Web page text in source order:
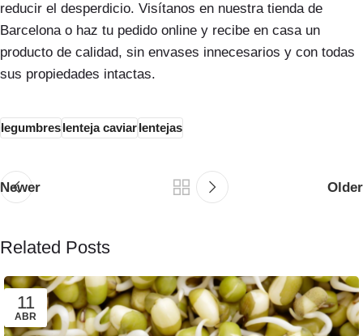
reducir el desperdicio. Visítanos en nuestra tienda de
Barcelona o haz tu pedido online y recibe en casa un
producto de calidad, sin envases innecesarios y con todas
sus propiedades intactas.
legumbreslenteja caviarlentejas
Newer Older
Related Posts
11
ABR